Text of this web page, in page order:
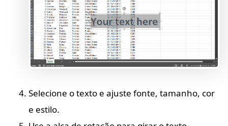
Selecione o texto e ajuste fonte, tamanho, cor
e estilo.